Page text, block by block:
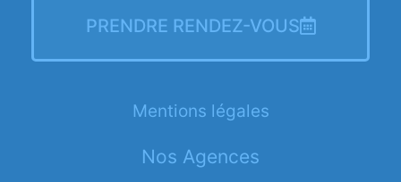
PRENDRE RENDEZ-VOUS
Mentions légales
Nos Agences